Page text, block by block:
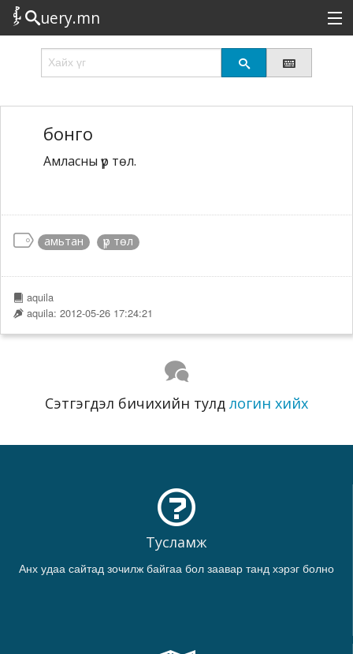
uery.mn
Сонирхолтой
Эрэлттэй
Логин
бонго
Амласны үр төл.
амьтан үр төл
aquila
aquila: 2012-05-26 17:24:21
Сэтгэгдэл бичихийн тулд логин хийх
Тусламж
Анх удаа сайтад зочилж байгаа бол заавар танд хэрэг болно